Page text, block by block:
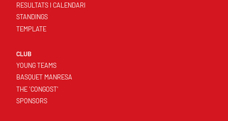
RESULTATS I CALENDARI
STANDINGS
TEMPLATE
CLUB
YOUNG TEAMS
BASQUET MANRESA
THE 'CONGOST'
SPONSORS